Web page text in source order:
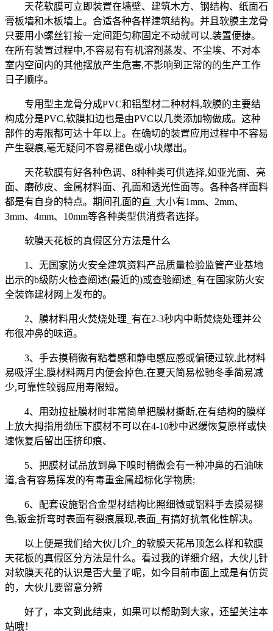
天花软膜可立即装置在墙壁、建筑木方、钢结构、纸面石
膏板墙和木板墙上。合适各种各样建筑结构。并且软膜主龙骨
只要用小螺丝钉按一定间距匀称固定不动就可以,装置便捷。
在所有装置过程中,不容易有有机溶剂蒸发、不尘埃、不对本
室内空间内的其他摆放产生危害,不影响到正常的的生产工作
日子顺序。
专用型主龙骨分成PVC和铝型材二种材料,软膜的主要结
构成分是PVC,软膜扣边也是由PVC以几类添加物做成。这种
部件的寿限都可达十年以上。在确切的装置应用过程中不容易
产生裂痕,毫无疑问不容易褪色或小块爆出。
天花软膜有好各种色调、8种种类可供选择,如亚光面、亮
面、磨砂皮、金属材料面、孔面和透光性面等。各种各样面料
都是有自身的特点。期间孔面的直_大小有1mm、2mm、
3mm、4mm、10mm等各种类型供消费者选择。
软膜天花板的真假区分方法是什么
1、无国家防火安全建筑资料产品质量检验监管产业基地
出示的b级防火检查阐述(最近的)或查验阐述_有在国家防火安
全装饰建材网上发布的。
2、膜材料用火焚烧处理_有在2-3秒内中断焚烧处理并公
布很冲鼻的味道。
3、手去摸稍微有粘着感和静电感应感或偏硬过软,此材料
易吸浮尘,膜材料两月内便会掉色,在夏天简易松驰冬季简易减
少,可靠性较弱应用寿限短。
4、用劲拉扯膜材时非常简单把膜材撕断,在有结构的膜样
上放大拇指用劲压下膜材不可以在4-10秒中迟缓恢复原样或快
速恢复后留出压挤印痕、
5、把膜材试品放到鼻下嗅时稍微会有一种冲鼻的石油味
道,含有容易挥发的有毒重金属超标化学物质;
6、配套设施铝合金型材结构比照细微或铝料手去摸易褪
色,钣金折弯时表面有裂痕展现,表面_有搞好抗氧化性解决。
以上便是我们给大伙儿介_的软膜天花吊顶怎么样和软膜
天花板的真假区分方法是什么。看过我的详细介绍，大伙儿针
对软膜天花的认识是否大量了呢，如今目前市面上或是有仿货
的，大伙儿要留意分辨
好了，本文到此结束，如果可以帮助到大家，还望关注本
站哦！